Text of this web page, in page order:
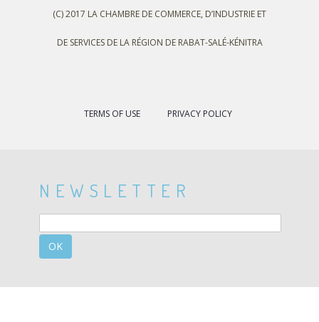
(C) 2017 LA CHAMBRE DE COMMERCE, D’INDUSTRIE ET
DE SERVICES DE LA RÉGION DE RABAT-SALÉ-KÉNITRA
TERMS OF USE PRIVACY POLICY
NEWSLETTER
OK